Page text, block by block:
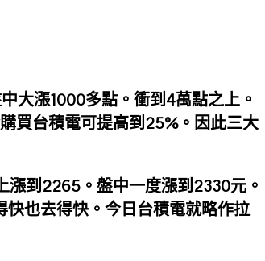
大漲1000多點。衝到4萬點之上。
買台積電可提高到25%。因此三大
到2265。盤中一度漲到2330元。
也去得快。今日台積電就略作拉